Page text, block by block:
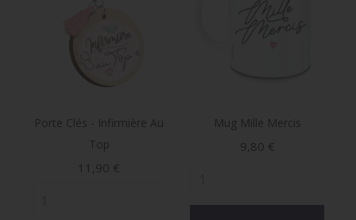
Porte Clés - Infirmière Au
Top
Prix
11,90 €
Mug Mille Mercis
Prix
9,80 €